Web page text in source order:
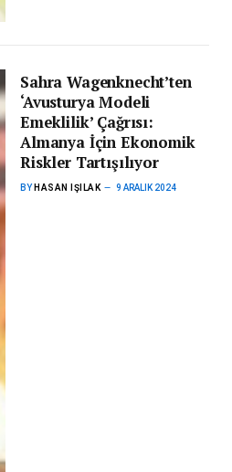
Sahra Wagenknecht’ten
‘Avusturya Modeli
Emeklilik’ Çağrısı:
Almanya İçin Ekonomik
Riskler Tartışılıyor
BY HASAN IŞILAK 9 ARALIK 2024